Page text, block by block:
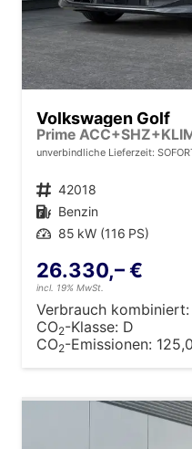
Volkswagen Golf
unverbindliche Lieferzeit:
Fahrzeugnr. 42018
Kraftstoff Benzin
Leistung 85 kW (116 PS)
26.330,– €
incl. 19% MwSt.
Verbrauch kombiniert:
CO2-Klasse: D
CO2-Emissionen: